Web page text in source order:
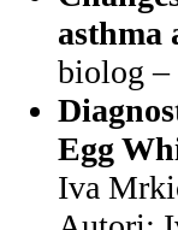
Turkalj